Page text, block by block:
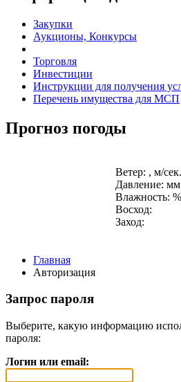
Закупки
Аукционы, Конкурсы
Торговля
Инвестиции
Инструкции для получения
Перечень имущества для МСП
Прогноз погоды
Ветер: , м/сек.
Давление:
Влажность: %
Восход:
Заход:
Главная
Авторизация
Запрос пароля
Выберите, какую информацию
пароля:
Логин или email: